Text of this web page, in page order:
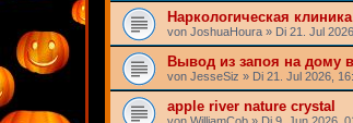
Наркологическая
von JoshuaHoura » Di 21. Jul
Вывод из запоя на дому
von JesseSiz » Di 21. Jul 2026,
apple river nature crystal